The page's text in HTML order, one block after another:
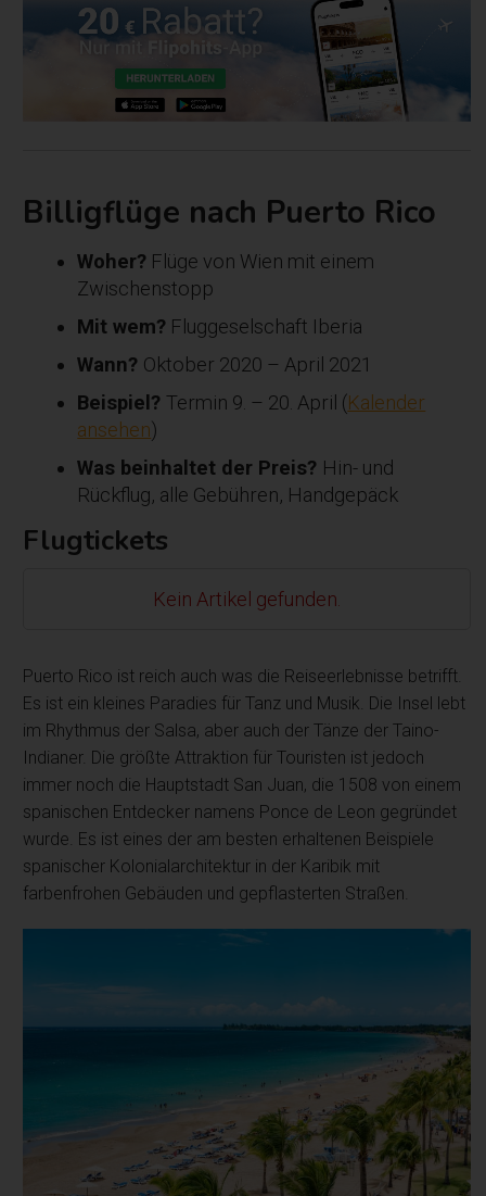
Billigflüge nach Puerto Rico
Woher? Flüge von Wien mit einem
Zwischenstopp
Mit wem? Fluggeselschaft Iberia
Wann? Oktober 2020 – April 2021
Beispiel?Termin 9. – 20. April (Kalender
ansehen)
Was beinhaltet der Preis? Hin- und
Rückflug, alle Gebühren, Handgepäck
Flugtickets
Kein Artikel gefunden.
Puerto Rico ist reich auch was die Reiseerlebnisse betrifft.
Es ist ein kleines Paradies für Tanz und Musik. Die Insel lebt
im Rhythmus der Salsa, aber auch der Tänze der Taino-
Indianer. Die größte Attraktion für Touristen ist jedoch
immer noch die Hauptstadt San Juan, die 1508 von einem
spanischen Entdecker namens Ponce de Leon gegründet
wurde. Es ist eines der am besten erhaltenen Beispiele
spanischer Kolonialarchitektur in der Karibik mit
farbenfrohen Gebäuden und gepflasterten Straßen.